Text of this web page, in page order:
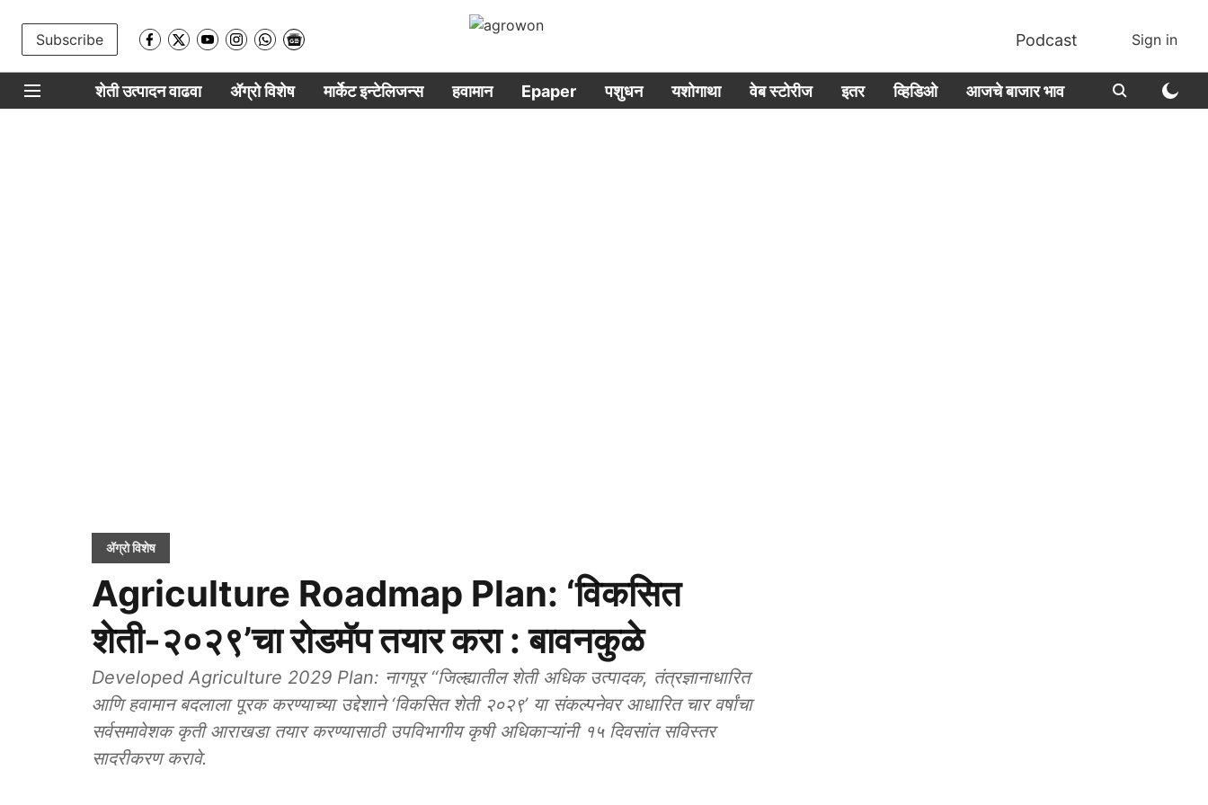
Subscribe Podcast Sign in
शेती उत्पादन वाढवा ॲग्रो विशेष मार्केट इन्टेलिजन्स हवामान Epaper पशुधन यशोगाथा वेब स्टोरीज इतर व्हिडिओ आजचे बाजार भाव
ॲग्रो विशेष
Agriculture Roadmap Plan: ‘विकसित
शेती-२०२९’चा रोडमॅप तयार करा : बावनकुळे
Developed Agriculture 2029 Plan: नागपूर ‘‘जिल्ह्यातील शेती अधिक उत्पादक, तंत्रज्ञानाधारित
आणि हवामान बदलाला पूरक करण्याच्या उद्देशाने ‘विकसित शेती २०२९’ या संकल्पनेवर आधारित चार वर्षांचा
सर्वसमावेशक कृती आराखडा तयार करण्यासाठी उपविभागीय कृषी अधिकाऱ्यांनी १५ दिवसांत सविस्तर
सादरीकरण करावे.